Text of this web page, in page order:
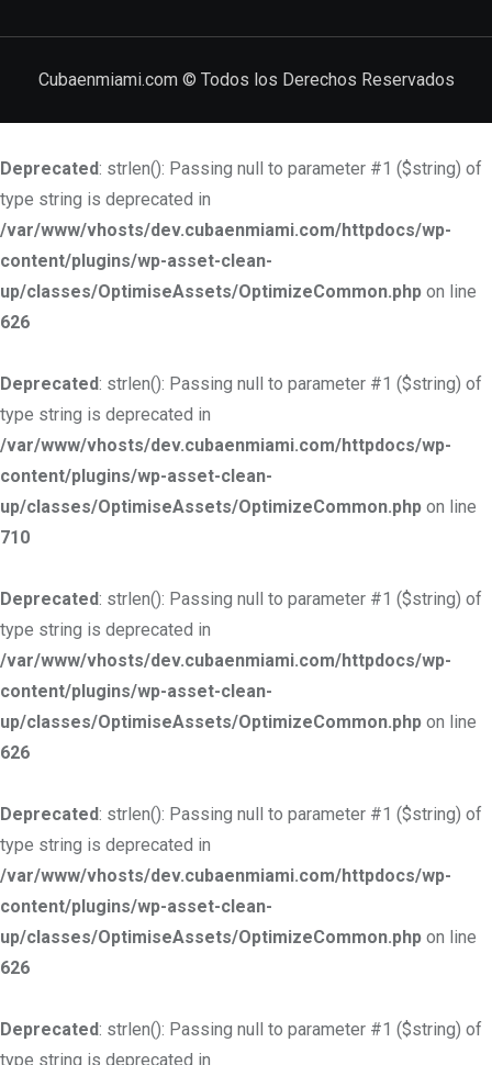
Cubaenmiami.com © Todos los Derechos Reservados
Deprecated: strlen(): Passing null to parameter #1 ($string) of
type string is deprecated in
/var/www/vhosts/dev.cubaenmiami.com/httpdocs/wp-
content/plugins/wp-asset-clean-
up/classes/OptimiseAssets/OptimizeCommon.php on line
626
Deprecated: strlen(): Passing null to parameter #1 ($string) of
type string is deprecated in
/var/www/vhosts/dev.cubaenmiami.com/httpdocs/wp-
content/plugins/wp-asset-clean-
up/classes/OptimiseAssets/OptimizeCommon.php on line
710
Deprecated: strlen(): Passing null to parameter #1 ($string) of
type string is deprecated in
/var/www/vhosts/dev.cubaenmiami.com/httpdocs/wp-
content/plugins/wp-asset-clean-
up/classes/OptimiseAssets/OptimizeCommon.php on line
626
Deprecated: strlen(): Passing null to parameter #1 ($string) of
type string is deprecated in
/var/www/vhosts/dev.cubaenmiami.com/httpdocs/wp-
content/plugins/wp-asset-clean-
up/classes/OptimiseAssets/OptimizeCommon.php on line
626
Deprecated: strlen(): Passing null to parameter #1 ($string) of
type string is deprecated in